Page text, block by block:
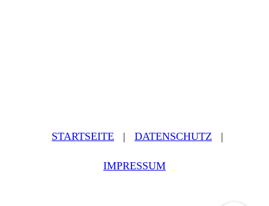
STARTSEITE | DATEN­SCHUTZ |
IMPRESSUM